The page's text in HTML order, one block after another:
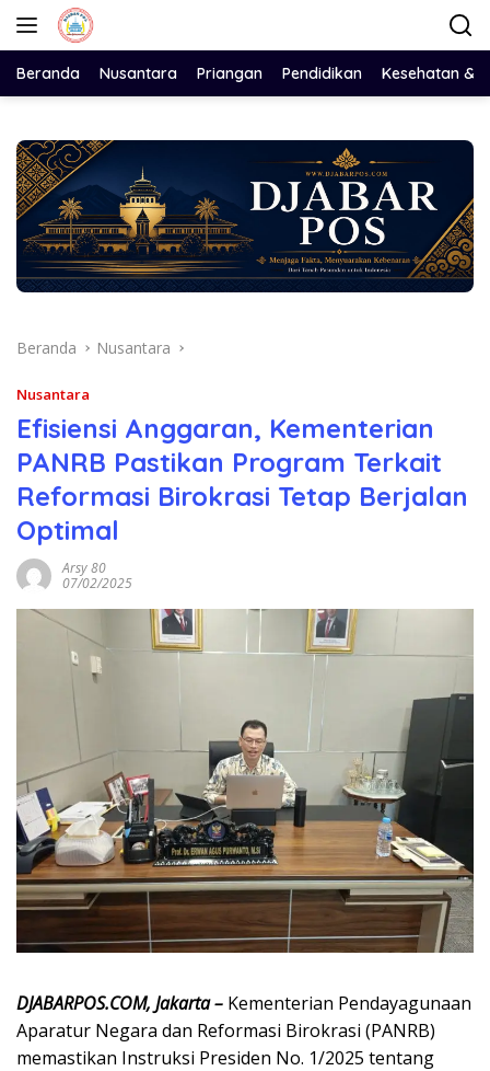
Langsung
Beranda Nusantara Priangan Pendidikan Kesehatan &
Beranda Nusantara
Nusantara
Efisiensi Anggaran, Kementerian
PANRB Pastikan Program Terkait
Reformasi Birokrasi Tetap Berjalan
Optimal
Arsy 80
07/02/2025
DJABARPOS.COM, Jakarta – Kementerian Pendayagunaan
Aparatur Negara dan Reformasi Birokrasi (PANRB)
memastikan Instruksi Presiden No. 1/2025 tentang